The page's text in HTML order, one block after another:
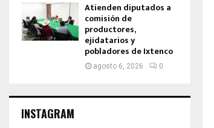
Atienden diputados a
comisión de
productores,
ejidatarios y
pobladores de Ixtenco
agosto 6, 2026 0
INSTAGRAM